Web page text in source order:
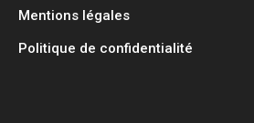
Mentions légales
Politique de confidentialité